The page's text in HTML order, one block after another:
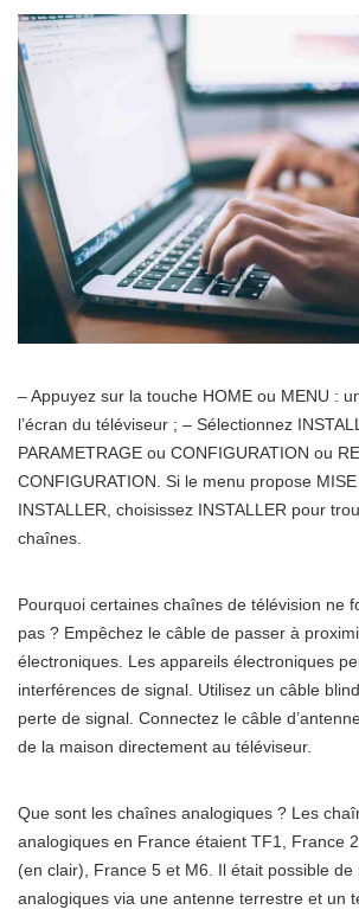
– Appuyez sur la touche HOME ou MENU :
l’écran du téléviseur ; – Sélectionnez
PARAMETRAGE ou CONFIGURATION ou
CONFIGURATION. Si le menu propose
INSTALLER, choisissez INSTALLER pour
chaînes.
Pourquoi certaines chaînes de télévision ne
pas ? Empêchez le câble de passer à
électroniques. Les appareils électroniques
interférences de signal. Utilisez un câble
perte de signal. Connectez le câble
de la maison directement au téléviseur.
Que sont les chaînes analogiques ? Les
analogiques en France étaient TF1, France
(en clair), France 5 et M6. Il était possible
analogiques via une antenne terrestre et un